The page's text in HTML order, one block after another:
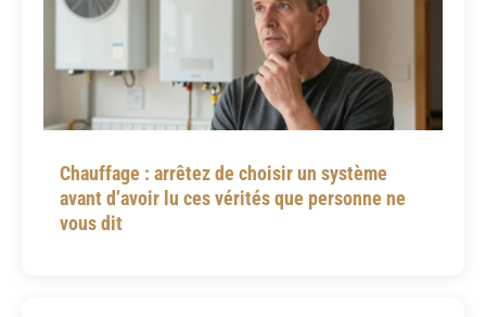
Chauffage : arrêtez de choisir un système
avant d’avoir lu ces vérités que personne ne
vous dit